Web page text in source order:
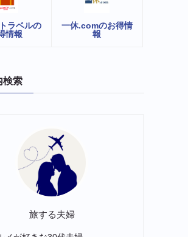
ラベルの
情報
一休.comのお得情
報
検索
旅する夫婦